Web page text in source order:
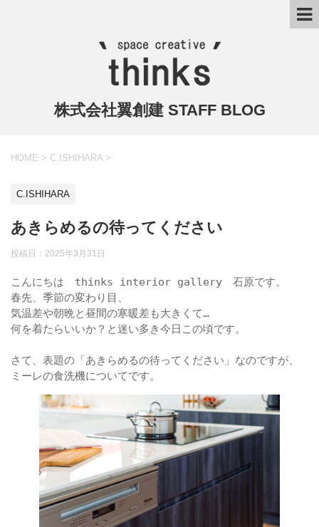
株式会社翼創建 STAFF BLOG
HOME > C.ISHIHARA >
C.ISHIHARA
あきらめるの待ってください
投稿日： 2025年3月31日
こんにちは　thinks interior gallery　石原です。
春先、季節の変わり目、
気温差や朝晩と昼間の寒暖差も大きくて…
何を着たらいいか？と迷い多き今日この頃です。
さて、表題の「あきらめるの待ってください」なのですが、
ミーレの食洗機についてです。